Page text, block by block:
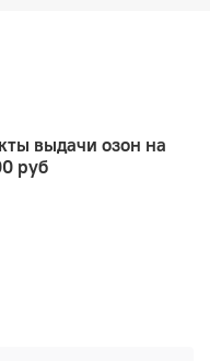
выдачи озон на
руб